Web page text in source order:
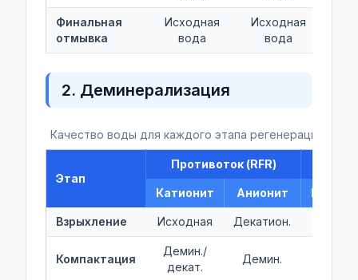
Финальная
отмывка
Исходная
вода
Исходная
вода
2. Деминерализация
Качество воды для каждого этапа регенерации при
Этап
Противоток (RFR)
Катионит Анионит
Взрыхление Исходная Декатион.
Компактация
Демин./
декат.
Демин.